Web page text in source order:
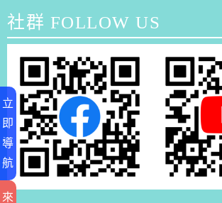
社群 FOLLOW US
立
即
導
航
來